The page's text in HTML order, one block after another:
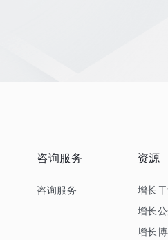
咨询服务
咨询服务
资源
增长
增长
增长